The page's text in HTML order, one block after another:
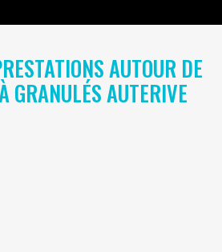
AUTOUR DE
GRANULÉS AUTERIVE